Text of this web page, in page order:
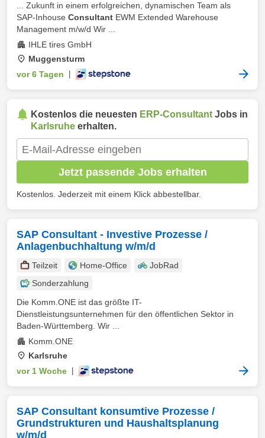
... Zukunft in einem erfolgreichen, dynamischen Team als
SAP-Inhouse Consultant EWM Extended Warehouse
Management m/w/d Wir ...
IHLE tires GmbH
Muggensturm
vor 6 Tagen
Kostenlos die neuesten ERP-Consultant Jobs in
Karlsruhe erhalten.
Jetzt passende Jobs erhalten
Kostenlos. Jederzeit mit einem Klick abbestellbar.
SAP Consultant - Investive Prozesse /
Anlagenbuchhaltung w/m/d
Teilzeit Home-Office
JobRad
Sonderzahlung
Die Komm.ONE ist das größte IT-
Dienstleistungsunternehmen für den öffentlichen Sektor in
Baden-Württemberg. Wir ...
Komm.ONE
Karlsruhe
vor 1 Woche
SAP Consultant konsumtive Prozesse /
Grundstrukturen und Haushaltsplanung
w/m/d